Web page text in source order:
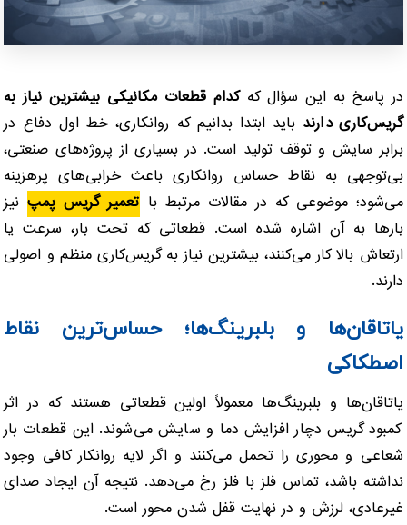
در پاسخ به این سؤال کهکدام قطعات مکانیکی بیشترین نیاز به
گریس‌کاری دارند باید ابتدا بدانیم که روانکاری، خط اول دفاع در
برابر سایش و توقف تولید است. در بسیاری از پروژه‌های صنعتی،
بی‌توجهی به نقاط حساس روانکاری باعث خرابی‌های پرهزینه
می‌شود؛ موضوعی که در مقالات مرتبط باتعمیر گریس پمپنیز
بارها به آن اشاره شده است. قطعاتی که تحت بار، سرعت یا
ارتعاش بالا کار می‌کنند، بیشترین نیاز به گریس‌کاری منظم و اصولی
دارند.
یاتاقان‌ها و بلبرینگ‌ها؛ حساس‌ترین نقاط
اصطکاکی
یاتاقان‌ها و بلبرینگ‌ها معمولاً اولین قطعاتی هستند که در اثر
کمبود گریس دچار افزایش دما و سایش می‌شوند. این قطعات بار
شعاعی و محوری را تحمل می‌کنند و اگر لایه روانکار کافی وجود
نداشته باشد، تماس فلز با فلز رخ می‌دهد. نتیجه آن ایجاد صدای
غیرعادی، لرزش و در نهایت قفل شدن محور است.